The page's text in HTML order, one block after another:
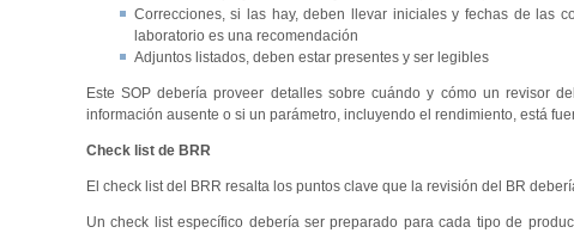
Correcciones, si las hay, deben llevar iniciales y fechas de las
laboratorio es una recomendación
Adjuntos listados, deben estar presentes y ser legibles
Este SOP debería proveer detalles sobre cuándo y cómo un revisor
información ausente o si un parámetro, incluyendo el rendimiento, está
Check list de BRR
El check list del BRR resalta los puntos clave que la revisión del BR
Un check list específico debería ser preparado para cada tipo de